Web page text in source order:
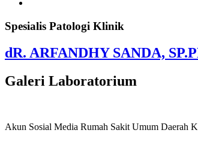
Spesialis Patologi Klinik
DR. ARFANDHY SANDA,
Galeri Laboratorium
Akun Sosial Media Rumah Sakit Umum Daerah